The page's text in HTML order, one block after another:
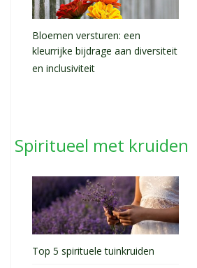
Bloemen versturen: een
kleurrijke bijdrage aan diversiteit
en inclusiviteit
Spiritueel met kruiden
Top 5 spirituele tuinkruiden